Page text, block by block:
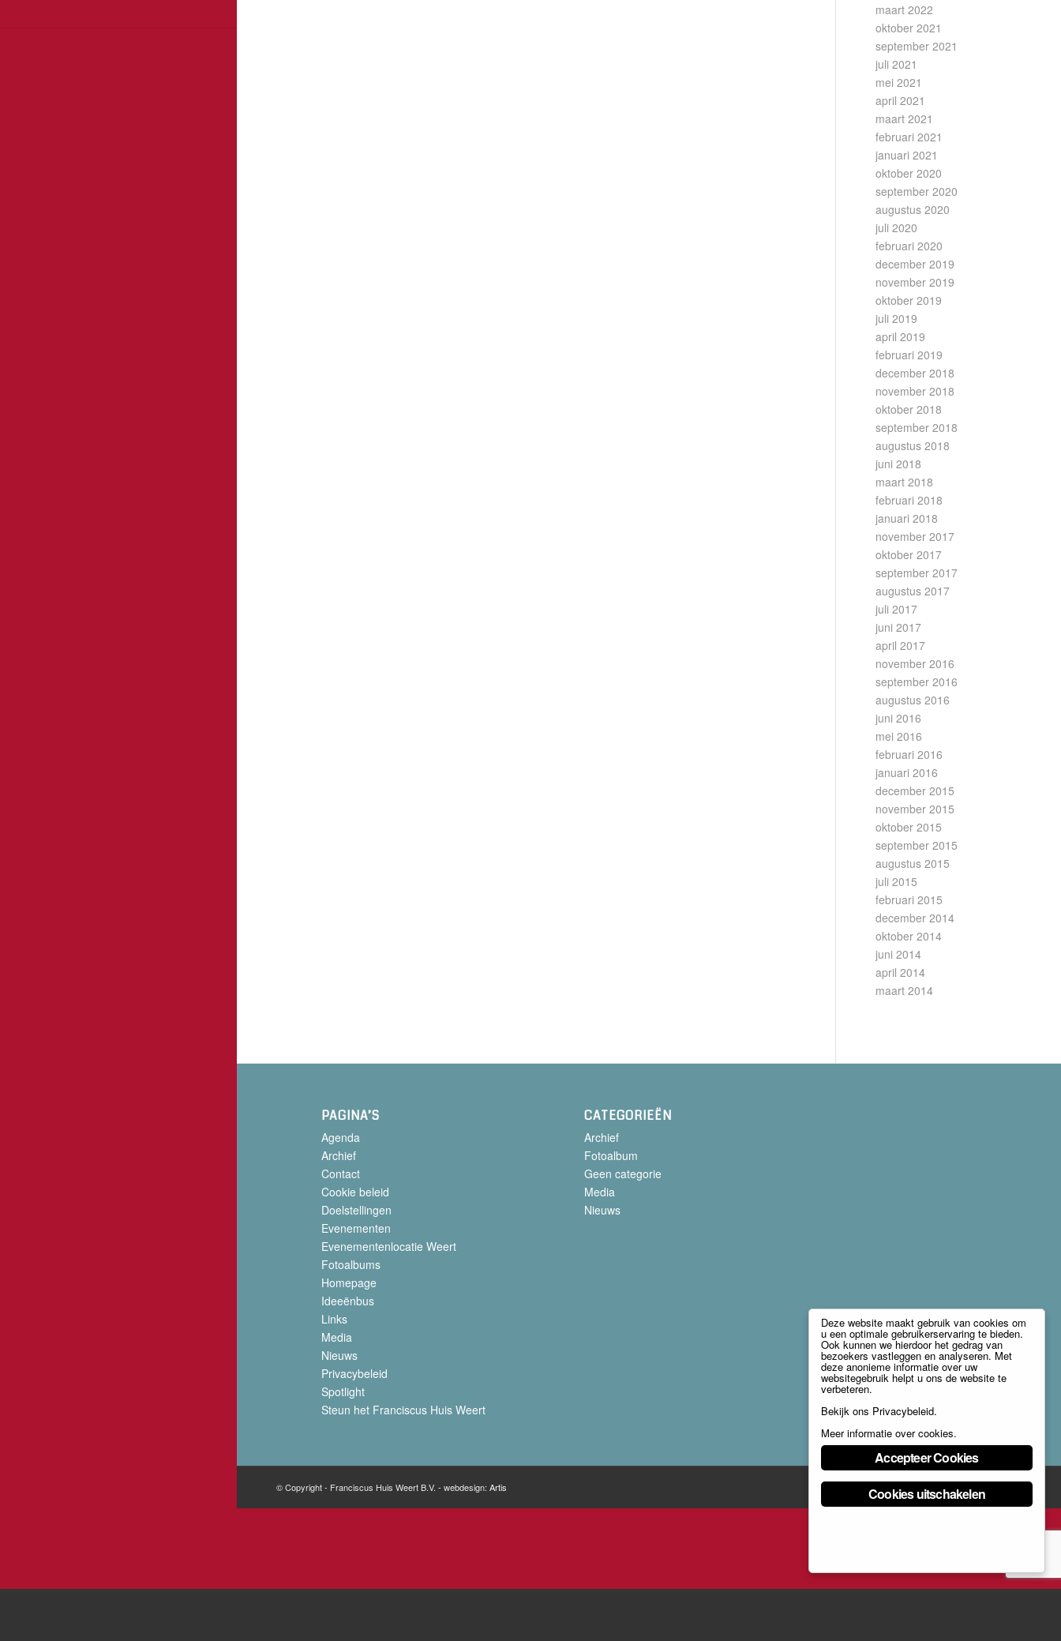
maart 2022
oktober 2021
september 2021
juli 2021
mei 2021
april 2021
maart 2021
februari 2021
januari 2021
oktober 2020
september 2020
augustus 2020
juli 2020
februari 2020
december 2019
november 2019
oktober 2019
juli 2019
april 2019
februari 2019
december 2018
november 2018
oktober 2018
september 2018
augustus 2018
juni 2018
maart 2018
februari 2018
januari 2018
november 2017
oktober 2017
september 2017
augustus 2017
juli 2017
juni 2017
april 2017
november 2016
september 2016
augustus 2016
juni 2016
mei 2016
februari 2016
januari 2016
december 2015
november 2015
oktober 2015
september 2015
augustus 2015
juli 2015
februari 2015
december 2014
oktober 2014
juni 2014
april 2014
maart 2014
PAGINA’S
Agenda
Archief
Contact
Cookie beleid
Doelstellingen
Evenementen
Evenementenlocatie Weert
Fotoalbums
Homepage
Ideeënbus
Links
Media
Nieuws
Privacybeleid
Spotlight
Steun het Franciscus Huis Weert
CATEGORIEËN
Archief
Fotoalbum
Geen categorie
Media
Nieuws
© Copyright - Franciscus Huis Weert B.V. - webdesign: Artis
Deze website maakt gebruik van cookies om
u een optimale gebruikerservaring te bieden.
Ook kunnen we hierdoor het gedrag van
bezoekers vastleggen en analyseren. Met
deze anonieme informatie over uw
websitegebruik helpt u ons de website te
verbeteren.
Bekijk ons Privacybeleid.
Meer informatie over cookies.
Accepteer Cookies
Cookies uitschakelen